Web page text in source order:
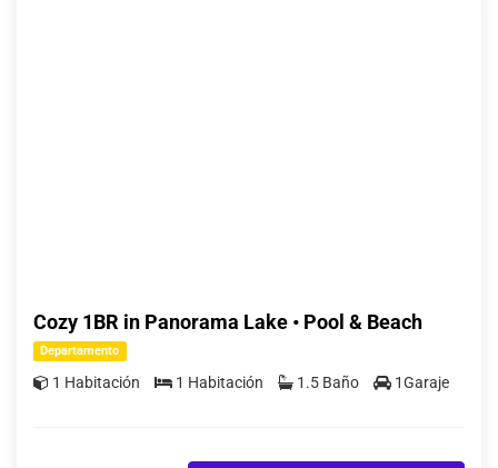
Cozy 1BR in Panorama Lake • Pool & Beach
Departamento
1 Habitación 1 Habitación 1.5 Baño 1Garaje